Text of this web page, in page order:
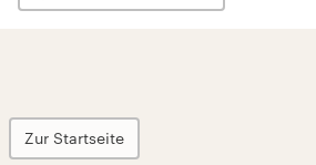
Zur Startseite